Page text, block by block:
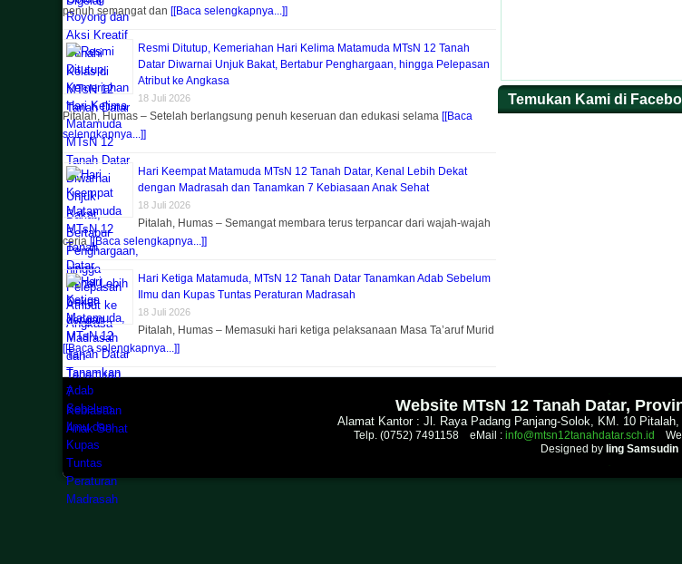
penuh semangat dan [[Baca selengkapnya...]]
Resmi Ditutup, Kemeriahan Hari Kelima Matamuda MTsN 12 Tanah
Datar Diwarnai Unjuk Bakat, Bertabur Penghargaan, hingga Pelepasan
Atribut ke Angkasa
18 Juli 2026
Pitalah, Humas – Setelah berlangsung penuh keseruan dan edukasi selama [[Baca
selengkapnya...]]
Hari Keempat Matamuda MTsN 12 Tanah Datar, Kenal Lebih Dekat
dengan Madrasah dan Tanamkan 7 Kebiasaan Anak Sehat
18 Juli 2026
Pitalah, Humas – Semangat membara terus terpancar dari wajah-wajah
ceria [[Baca selengkapnya...]]
Hari Ketiga Matamuda, MTsN 12 Tanah Datar Tanamkan Adab Sebelum
Ilmu dan Kupas Tuntas Peraturan Madrasah
18 Juli 2026
Pitalah, Humas – Memasuki hari ketiga pelaksanaan Masa Ta’aruf Murid
[[Baca selengkapnya...]]
Temukan Kami di
Website MTsN 12 Tanah Datar,
Alamat Kantor : Jl. Raya Padang Panjang-Solok, KM. 10
Telp. (0752) 7491158 eMail : info@mtsn12tanahdatar.sch.id
Designed by Iing Samsudin